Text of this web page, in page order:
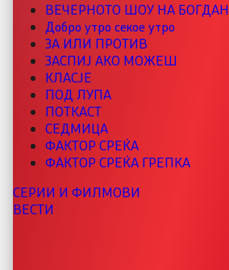
ВЕЧЕРНОТО ШОУ НА БОГДАН
Добро утро секое утро
ЗА ИЛИ ПРОТИВ
ЗАСПИЈ АКО МОЖЕШ
КЛАСЈЕ
ПОД ЛУПА
ПОТКАСТ
СЕДМИЦА
ФАКТОР СРЕЌА
ФАКТОР СРЕЌА ГРЕПКА
СЕРИИ И ФИЛМОВИ
ВЕСТИ